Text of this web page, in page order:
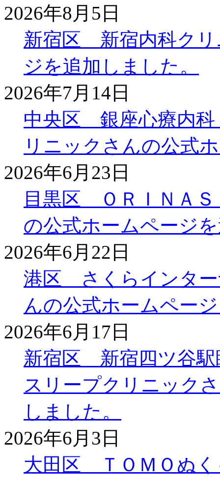
2026年8月5日
新宿区 新宿内科クリ
ジを追加しました。
2026年7月14日
中央区 銀座心療内科
リニックさんの公式
2026年6月23日
目黒区 ＯＲＩＮＡ
の公式ホームページ
2026年6月22日
港区 さくらインター
んの公式ホームペー
2026年6月17日
新宿区 新宿四ツ谷駅
スリープクリニック
しました。
2026年6月3日
大田区 ＴＯＭＯぬく